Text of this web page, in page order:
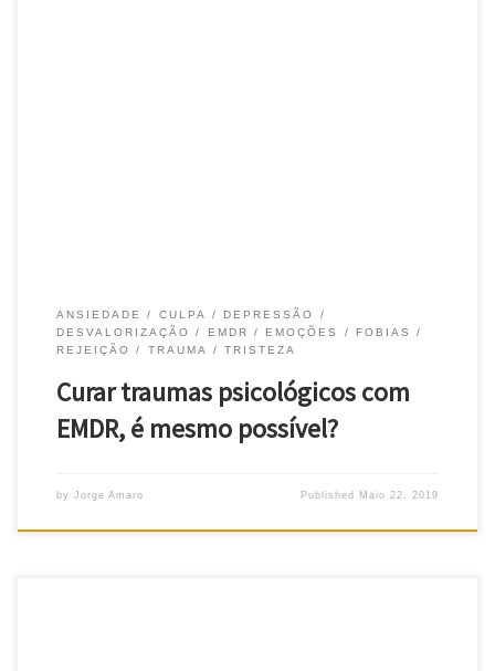
ANSIEDADE CULPA
DEPRESSÃO
DESVALORIZAÇÃO
EMDR EMOÇÕES
FOBIAS
REJEIÇÃO
TRAUMA TRISTEZA
Curar traumas psicológicos com
EMDR, é mesmo possível?
by Jorge Amaro Published Maio 22, 2019